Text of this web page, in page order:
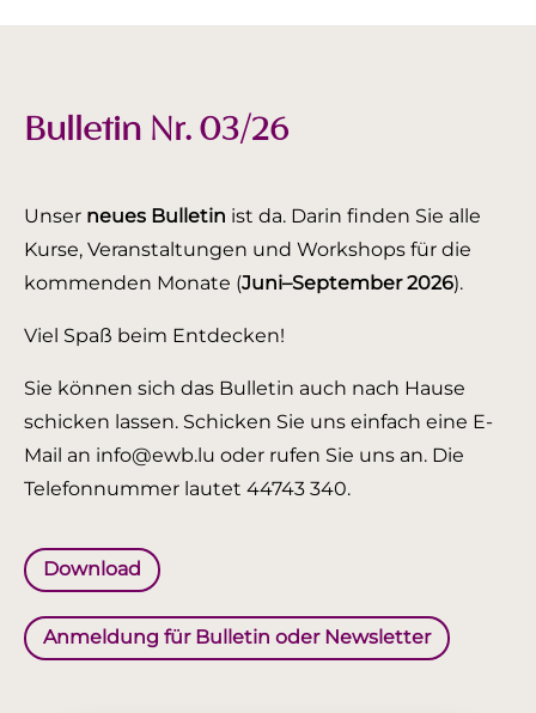
Bulletin Nr. 03/26
Unser neues Bulletin ist da. Darin finden Sie alle
Kurse, Veranstaltungen und Workshops für die
kommenden Monate (Juni–September 2026).
Viel Spaß beim Entdecken!
Sie können sich das Bulletin auch nach Hause
schicken lassen. Schicken Sie uns einfach eine E-
Mail an info@ewb.lu oder rufen Sie uns an. Die
Telefonnummer lautet 44743 340.
Download
Anmeldung für Bulletin oder Newsletter